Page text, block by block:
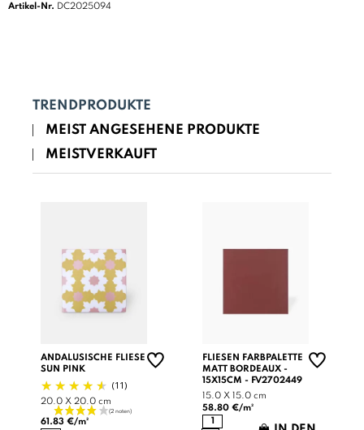
Artikel-Nr. DC2025094
TRENDPRODUKTE
MEIST ANGESEHENE PRODUKTE
MEISTVERKAUFT
ANDALUSISCHE FLIESE
SUN PINK
(11)
20.0 X 20.0 cm
61.83 €/m²
FLIESEN FARBPALETTE
MATT BORDEAUX -
15X15CM - FV2702449
15.0 X 15.0 cm
58.80 €/m²